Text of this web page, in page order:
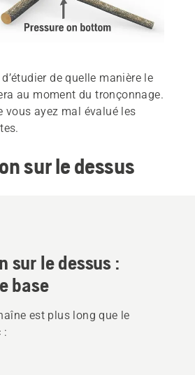
de quelle manière le
au moment du tronçonnage.
vous ayez mal évalué les
sur le dessus
sur le dessus :
base
est plus long que le
: